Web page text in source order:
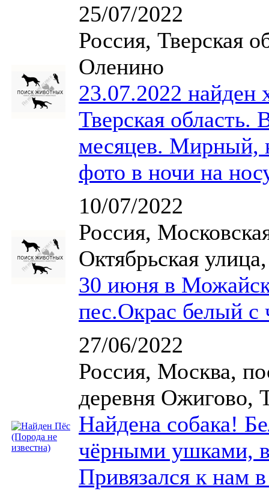
25/07/2022
Россия, Тверская
Оленино
23.07.2022 найден
Тверская область.
месяцев. Мирный,
фото в ночи на
10/07/2022
Россия,
Октябрьская
30 июня в
пес.Окрас белый
27/06/2022
Россия, Москва,
деревня Ожигово,
Найдена собака!
чёрными ушками,
Привязался к нам